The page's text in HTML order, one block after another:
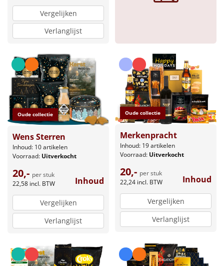
Relatiegeschenken
Cadeaubon
Per stuk
Alle overige
Vergelijken
Verlanglijst
Oude collectie
Wens Sterren
Inhoud: 10 artikelen
Voorraad: Uitverkocht
20,- per stuk
22,58 incl. BTW Inhoud
Vergelijken
Verlanglijst
Oude collectie
Merkenpracht
Inhoud: 19 artikelen
Voorraad: Uitverkocht
20,- per stuk
22,24 incl. BTW Inhoud
Vergelijken
Verlanglijst